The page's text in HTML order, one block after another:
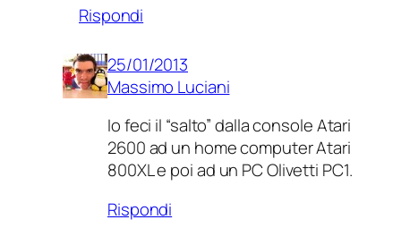
Rispondi
25/01/2013
Massimo Luciani
Io feci il “salto” dalla console Atari
2600 ad un home computer Atari
800XL e poi ad un PC Olivetti PC1.
Rispondi